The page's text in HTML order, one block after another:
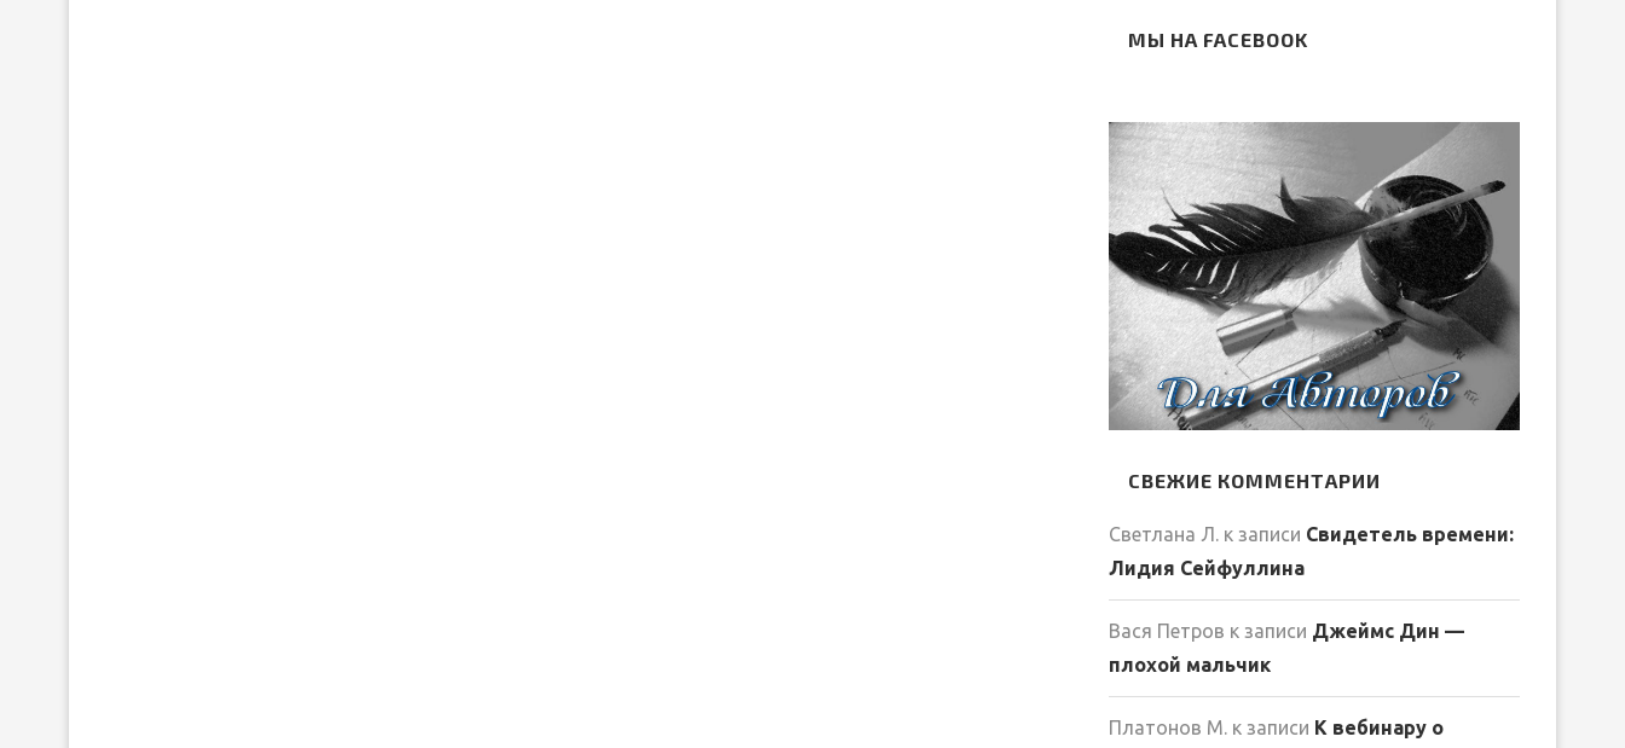
МЫ НА FACEBOOK
СВЕЖИЕ КОММЕНТАРИИ
Светлана Л. к записи Свидетель времени:
Лидия Сейфуллина
Вася Петров к записи Джеймс Дин —
плохой мальчик
Платонов М. к записи К вебинару о